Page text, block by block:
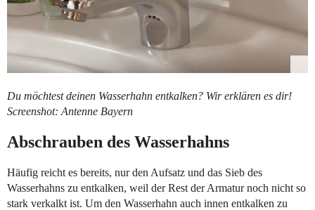
Du möchtest deinen Wasserhahn entkalken? Wir erklären es dir!
Screenshot: Antenne Bayern
Abschrauben des Wasserhahns
Häufig reicht es bereits, nur den Aufsatz und das Sieb des
Wasserhahns zu entkalken, weil der Rest der Armatur noch nicht so
stark verkalkt ist. Um den Wasserhahn auch innen entkalken zu